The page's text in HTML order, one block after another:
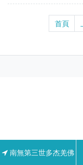
首頁
南無第三世多杰羌佛